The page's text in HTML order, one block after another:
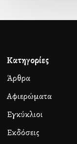
Κατηγορίες
Άρθρα
Αφιερώματα
Εγκύκλιοι
Εκδόσεις